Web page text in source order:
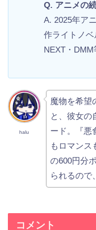
Q. アニメの
A. 2025年ア
作ライトノ
NEXT・DMM
halu
魔物を希望
と、彼女の
ード。『悪
もロマンス
の600円分
られるので
コメント